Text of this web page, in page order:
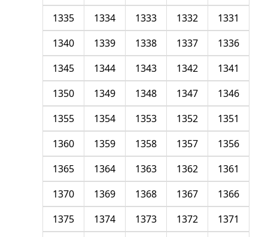
1331
1332
1333
1334
1335
1336
1337
1338
1339
1340
1341
1342
1343
1344
1345
1346
1347
1348
1349
1350
1351
1352
1353
1354
1355
1356
1357
1358
1359
1360
1361
1362
1363
1364
1365
1366
1367
1368
1369
1370
1371
1372
1373
1374
1375